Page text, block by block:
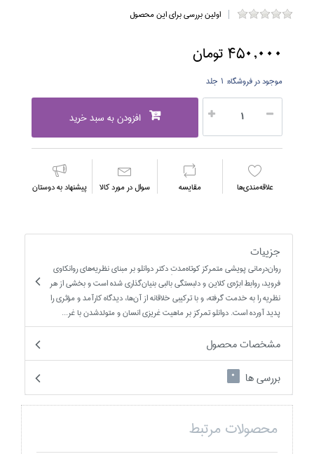
اولین بررسی برای این محصول
450,000 تومان
موجود در فروشگاه: 1 جلد
افزودن به سبد خرید
علاقه‌مندي‌ها مقايسه سوال در مورد كالا پیشنهاد به دوستان
جزییات
روان‌درماني پويشي متمرکز کوتاه‌مدتِ دکتر دوانلو بر مبناي نظريه‌هاي روانکاوي
فرويد، روابط ابژه‌ي کلاين و دلبستگي بالبي بنيان‌گذاري شده است و بخشي از هر
نظريه را به خدمت گرفته، و با ترکيبي خلاقانه از آن‌ها، ديدگاه کارآمد و مؤثري را
پديد آورده است. دوانلو تمرکز بر ماهيت غريزي انسان و متولد‌شدن با غر...
مشخصات محصول
بررسی ها
0
محصولات مرتبط